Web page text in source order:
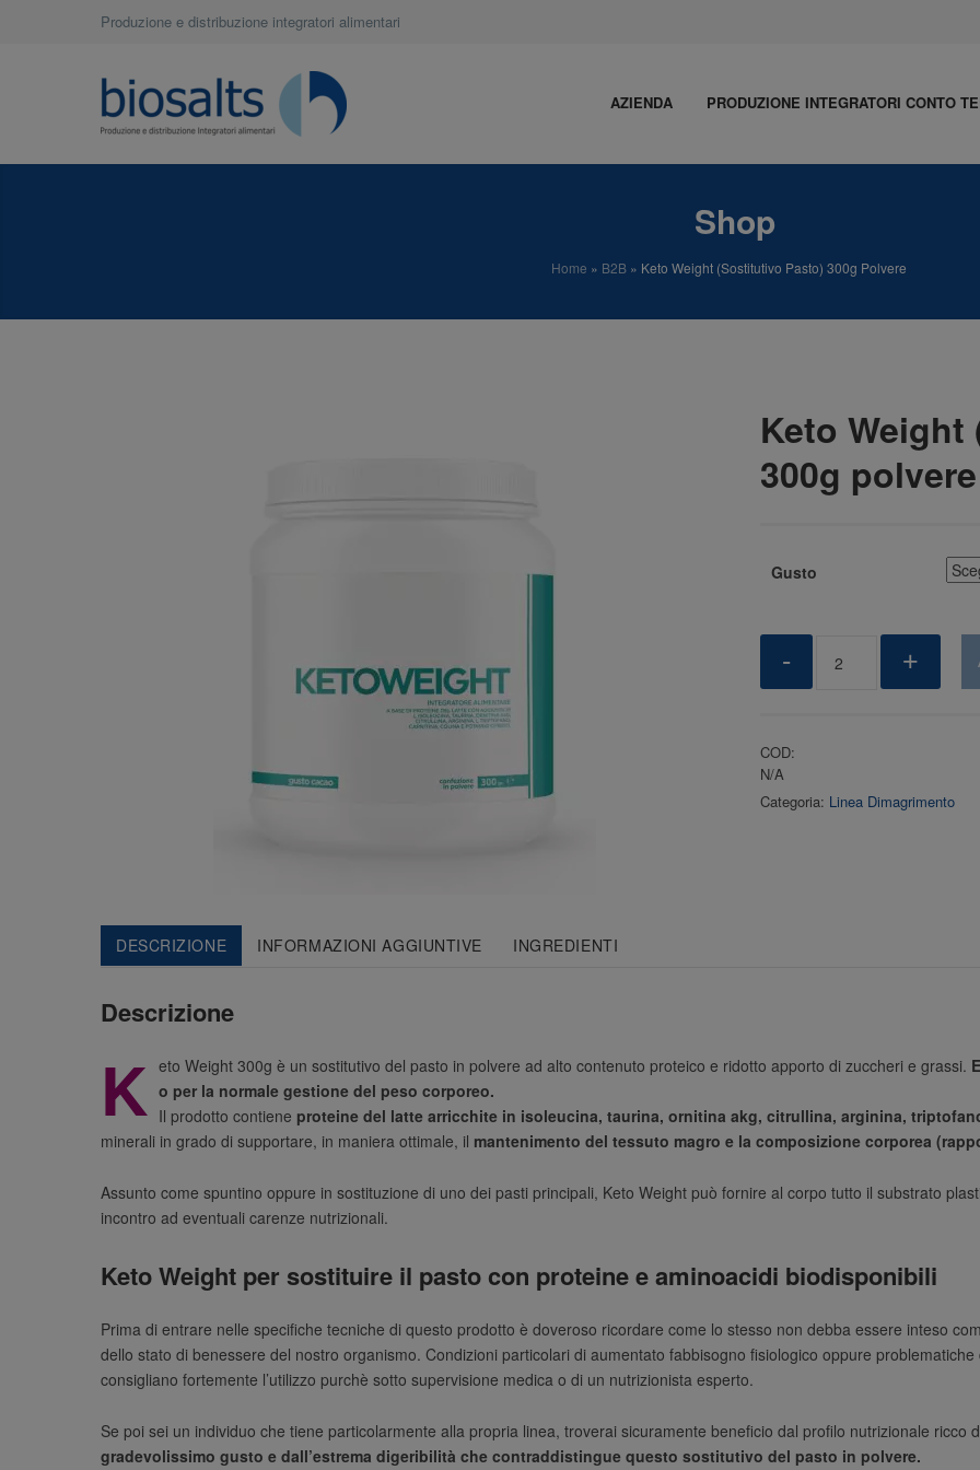
Produzione e distribuzione integratori alimentari
AZIENDA PRODUZIONE INTEGRATORI CONTO
Shop
Home » B2B» Keto Weight (Sostitutivo Pasto) 300g Polvere
Keto
300g polvere
Gusto
Quantity
- +
COD:
N/A
Categoria: Linea Dimagrimento
DESCRIZIONE INFORMAZIONI AGGIUNTIVE INGREDIENTI
Descrizione
K eto Weight 300g è un sostitutivo del pasto in polvere ad alto contenuto proteico e ridotto apporto di zuccheri e grassi.
o per la normale gestione del peso corporeo.
Il prodotto contiene proteine del latte arricchite in isoleucina, taurina, ornitina akg, citrullina, arginina,
minerali in grado di supportare, in maniera ottimale, il mantenimento del tessuto magro e la composizione corporea
Assunto come spuntino oppure in sostituzione di uno dei pasti principali, Keto Weight può fornire al corpo tutto il substrato
incontro ad eventuali carenze nutrizionali.
Keto Weight per sostituire il pasto con proteine e aminoacidi biodisponibili
Prima di entrare nelle specifiche tecniche di questo prodotto è doveroso ricordare come lo stesso non debba essere inteso
dello stato di benessere del nostro organismo. Condizioni particolari di aumentato fabbisogno fisiologico oppure
consigliano fortemente l’utilizzo purchè sotto supervisione medica o di un nutrizionista esperto.
Se poi sei un individuo che tiene particolarmente alla propria linea, troverai sicuramente beneficio dal profilo nutrizionale ricco
gradevolissimo gusto e dall’estrema digeribilità che contraddistingue questo sostitutivo del pasto in polvere.